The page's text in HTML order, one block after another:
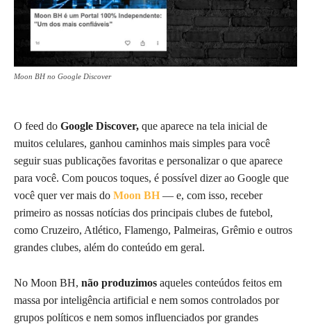
Moon BH no Google Discover
O feed do Google Discover, que aparece na tela inicial de
muitos celulares, ganhou caminhos mais simples para você
seguir suas publicações favoritas e personalizar o que aparece
para você. Com poucos toques, é possível dizer ao Google que
você quer ver mais do Moon BH — e, com isso, receber
primeiro as nossas notícias dos principais clubes de futebol,
como Cruzeiro, Atlético, Flamengo, Palmeiras, Grêmio e outros
grandes clubes, além do conteúdo em geral.
No Moon BH, não produzimos aqueles conteúdos feitos em
massa por inteligência artificial e nem somos controlados por
grupos políticos e nem somos influenciados por grandes